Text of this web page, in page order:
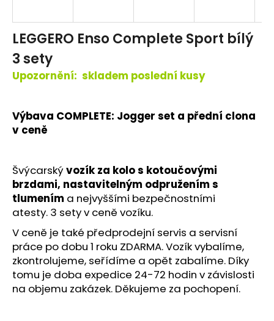
LEGGERO Enso Complete Sport bílý
3 sety
Upozornění: skladem poslední kusy
Výbava COMPLETE: Jogger set a přední clona
v ceně
Švýcarskývozík za kolo s kotoučovými
brzdami, nastavitelným odpružením s
tlumením a nejvyššími bezpečnostními
atesty. 3 sety v ceně vozíku.
V ceně je také předprodejní servis a servisní
práce po dobu 1 roku ZDARMA. Vozík vybalíme,
zkontrolujeme, seřídíme a opět zabalíme. Díky
tomu je doba expedice 24-72 hodin v závislosti
na objemu zakázek. Děkujeme za pochopení.
t
e
n
j
t
?
HLEDAT